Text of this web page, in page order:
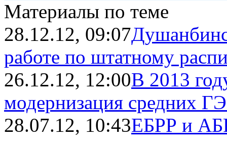
Материалы по теме
28.12.12, 09:07
работе по штатному
26.12.12, 12:00В 2013
модернизация средних
28.07.12, 10:43ЕБРР и